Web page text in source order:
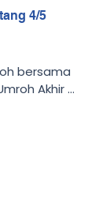
4/5
bersama
Akhir
yang